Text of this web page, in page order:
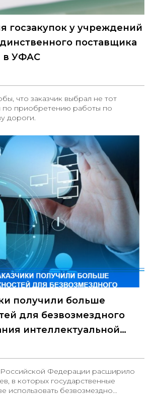
у учреждений
поставщика
в УФАС
что заказчик выбрал не тот
по приобретению работы по
дороги.
получили больше
для безвозмездного
интеллектуальной
Российской Федерации расширило
в которых государственные
использовать безвозмездно